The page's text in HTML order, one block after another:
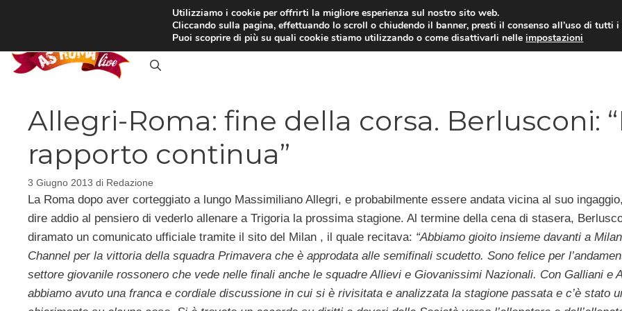
RASSEGNA STAMPA INTERVISTE CALCIOMERCATO CAMPIONATO
Allegri-Roma: fine della corsa. Berlusconi:
rapporto continua”
3 Giugno 2013 di Redazione
La Roma dopo aver corteggiato a lungo Massimiliano Allegri, e probabilmente essere andata vicina al suo
dire addio al pensiero di vederlo allenare a Trigoria la prossima stagione. Al termine della cena di stasera,
diramato un comunicato ufficiale tramite il sito del Milan , il quale recitava: “Abbiamo gioito insieme davanti a Milan
Channel per la vittoria della squadra Primavera che è approdata alle semifinali scudetto. Sono felice per
settore giovanile rossonero che vede nelle finali anche le squadre Allievi e Giovanissimi Nazionali. Con Galliani e
abbiamo avuto una franca e cordiale discussione in cui si è rivisitata e analizzata la stagione passata e c’è stato
Utilizziamo i cookie per offrirti la migliore esperienza sul nostro sito web.
Cliccando sulla pagina, effettuando lo scroll o chiudendo il banner, presti il consenso all’uso di tutti i
Puoi scoprire di più su quali cookie stiamo utilizzando o come disattivarli nelleimpostazioni